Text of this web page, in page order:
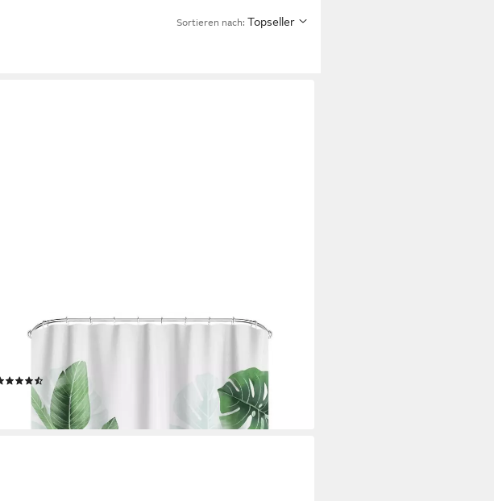
Sortieren nach: Topseller
M&W DAS DESIGN
Antischimmel waschbar Polyester Breite 120 cm
(6)
ab 17,99 €
lieferbar - in 5-6 Werktagen bei dir